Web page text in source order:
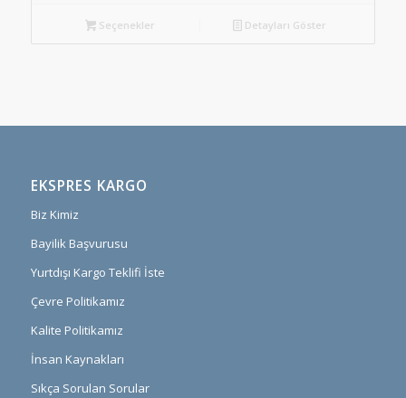
Seçenekler Detayları Göster
EKSPRES KARGO
Biz Kimiz
Bayilik Başvurusu
Yurtdışı Kargo Teklifi İste
Çevre Politikamız
Kalite Politikamız
İnsan Kaynakları
Sıkça Sorulan Sorular